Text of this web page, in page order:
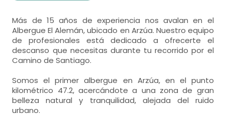
Más de 15 años de experiencia nos avalan en el
Albergue El Alemán, ubicado en Arzúa. Nuestro equipo
de profesionales está dedicado a ofrecerte el
descanso que necesitas durante tu recorrido por el
Camino de Santiago.
Somos el primer albergue en Arzúa, en el punto
kilométrico 47.2, acercándote a una zona de gran
belleza natural y tranquilidad, alejada del ruido
urbano.